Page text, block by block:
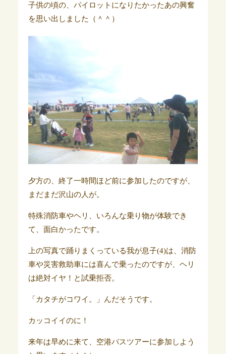
子供の頃の、パイロットになりたかったあの興奮
を思い出しました（＾＾）
夕方の、終了一時間ほど前に参加したのですが、
まだまだ沢山の人が。
特殊消防車やヘリ、いろんな乗り物が体験でき
て、面白かったです。
上の写真で踊りまくっている我が息子(4)は、消防
車や災害救助車には喜んで乗ったのですが、ヘリ
は絶対イヤ！と試乗拒否。
「カタチがコワイ。」んだそうです。
カッコイイのに！
来年は早めに来て、空港バスツアーに参加しよう